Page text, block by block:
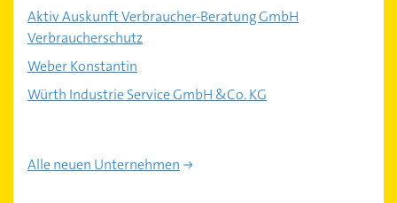
Aktiv Auskunft Verbraucher-Beratung GmbH
Verbraucherschutz
Weber Konstantin
Würth Industrie Service GmbH &Co. KG
Alle neuen Unternehmen